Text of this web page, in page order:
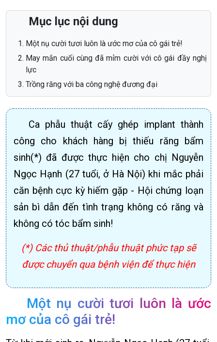
Mục lục nội dung
Một nụ cười tươi luôn là ước mơ của cô gái trẻ!
May mắn cuối cùng đã mỉm cười với cô gái đầy nghị
lực
Trồng răng với ba công nghệ đương đại
Ca phẫu thuật cấy ghép implant thành
công cho khách hàng bị thiếu răng bẩm
sinh(*) đã được thực hiện cho chị Nguyễn
Ngọc Hạnh (27 tuổi, ở Hà Nội) khi mắc phải
căn bệnh cực kỳ hiếm gặp - Hội chứng loạn
sản bì dẫn đến tình trạng không có răng và
không có tóc bẩm sinh!
(*) Các thủ thuật/phẫu thuật phức tạp sẽ
được chuyển qua bệnh viện để thực hiện
Một nụ cười tươi luôn là ước
mơ của cô gái trẻ!